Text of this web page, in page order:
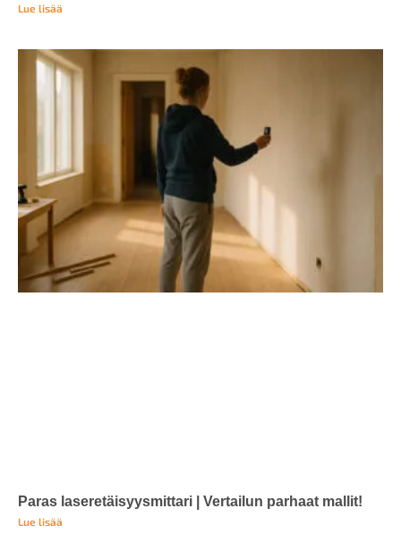
Lue lisää
Paras laseretäisyysmittari | Vertailun parhaat mallit!
Lue lisää